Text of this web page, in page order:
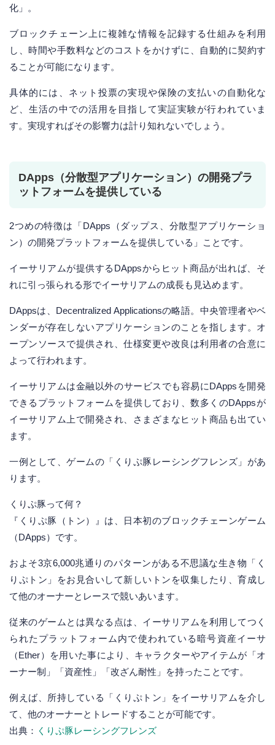
化」。
ブロックチェーン上に複雑な情報を記録する仕組みを利用
し、時間や手数料などのコストをかけずに、自動的に契約す
ることが可能になります。
具体的には、ネット投票の実現や保険の支払いの自動化な
ど、生活の中での活用を目指して実証実験が行われていま
す。実現すればその影響力は計り知れないでしょう。
DApps（分散型アプリケーション）の開発プラ
ットフォームを提供している
2つめの特徴は「DApps（ダップス、分散型アプリケーショ
ン）の開発プラットフォームを提供している」ことです。
イーサリアムが提供するDAppsからヒット商品が出れば、そ
れに引っ張られる形でイーサリアムの成長も見込めます。
DAppsは、Decentralized Applicationsの略語。中央管理者やベ
ンダーが存在しないアプリケーションのことを指します。オ
ープンソースで提供され、仕様変更や改良は利用者の合意に
よって行われます。
イーサリアムは金融以外のサービスでも容易にDAppsを開発
できるプラットフォームを提供しており、数多くのDAppsが
イーサリアム上で開発され、さまざまなヒット商品も出てい
ます。
一例として、ゲームの「くりぷ豚レーシングフレンズ」があ
ります。
くりぷ豚って何？
『くりぷ豚（トン）』は、日本初のブロックチェーンゲーム
（DApps）です。
およそ3京6,000兆通りのパターンがある不思議な生き物「く
りぷトン」をお見合いして新しいトンを収集したり、育成し
て他のオーナーとレースで競いあいます。
従来のゲームとは異なる点は、イーサリアムを利用してつく
られたプラットフォーム内で使われている暗号資産イーサ
（Ether）を用いた事により、キャラクターやアイテムが「オ
ーナー制」「資産性」「改ざん耐性」を持ったことです。
例えば、所持している「くりぷトン」をイーサリアムを介し
て、他のオーナーとトレードすることが可能です。
出典： くりぷ豚レーシングフレンズ